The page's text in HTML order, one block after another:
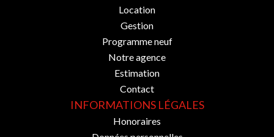
Location
Gestion
Programme neuf
Notre agence
Estimation
Contact
INFORMATIONS LÉGALES
Honoraires